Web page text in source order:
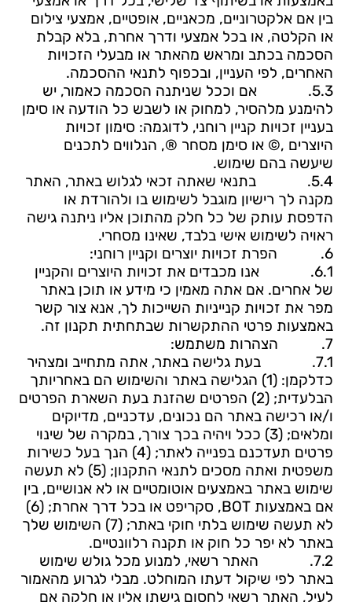
בין אם אלקטרוניים, מכאניים, אופטיים, אמצעי צילום
או הקלטה, או בכל אמצעי ודרך אחרת, בלא קבלת
הסכמה בכתב ומראש מהאתר או מבעלי הזכויות
האחרים, לפי העניין, ובכפוף לתנאי ההסכמה.
5.3.
אם וככל שניתנה הסכמה כאמור, יש
להימנע מלהסיר, למחוק או לשבש כל הודעה או סימן
בעניין זכויות קניין רוחני, לדוגמה: סימון זכויות
היוצרים ,© או סימן מסחר ®, הנלווים לתכנים
שיעשה בהם שימוש.
5.4.
בתנאי שאתה זכאי לגלוש באתר, האתר
מקנה לך רישיון מוגבל לשימוש בו ולהורדת או
הדפסת עותק של כל חלק מהתוכן אליו ניתנה גישה
ראויה לשימוש אישי בלבד, שאינו מסחרי.
6.
הפרת זכויות יוצרים וקניין רוחני:
6.1.
אנו מכבדים את זכויות היוצרים והקניין
של אחרים. אם אתה מאמין כי מידע או תוכן באתר
מפר את זכויות קנייניות השייכות לך, אנא צור קשר
באמצעות פרטי ההתקשרות שבתחתית תקנון זה.
7.
הצהרות משתמש:
7.1.
בעת גלישה באתר, אתה מתחייב ומצהיר
כדלקמן: (1) הגלישה באתר והשימוש הם באחריותך
הבלעדית; (2) הפרטים שהזנת בעת השארת הפרטים
ו/או רכישה באתר הם נכונים, עדכניים, מדיוקים
ומלאים; (3) ככל ויהיה בכך צורך, במקרה של שינוי
פרטים תעדכנם בפנייה לאתר; (4) הנך בעל כשירות
משפטית ואתה מסכים לתנאי התקנון; (5) לא תעשה
שימוש באתר באמצעים אוטומטיים או לא אנושיים, בין
אם באמצעות BOT
, סקריפט או בכל דרך אחרת; (6)
לא תעשה שימוש בלתי חוקי באתר; (7) השימוש שלך
באתר לא יפר כל חוק או תקנה רלוונטיים.
7.2.
האתר רשאי, למנוע מכל גולש שימוש
באתר לפי שיקול דעתו המוחלט. מבלי לגרוע מהאמור
לעיל, האתר רשאי לחסום גישתו אליו או חלקה אם